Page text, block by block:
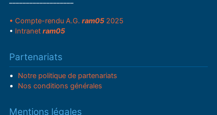
• Compte-rendu A.G.ram05 2025
• Intranetram05
Partenariats
Notre politique de partenariats
Nos conditions générales
Mentions légales